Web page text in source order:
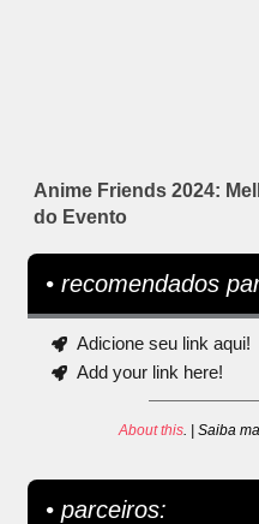
Anime Friends 2024:
do Evento
• recomendados
Adicione seu link aqui!
Add your link here!
About this. | Saiba
• parceiros: